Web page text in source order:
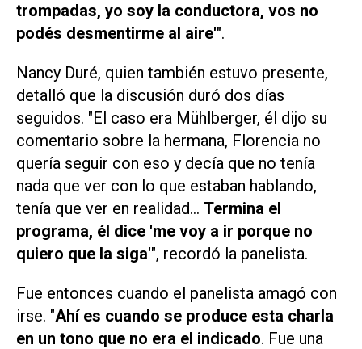
trompadas, yo soy la conductora, vos no
podés desmentirme al aire'".
Nancy Duré, quien también estuvo presente,
detalló que la discusión duró dos días
seguidos. "El caso era Mühlberger, él dijo su
comentario sobre la hermana, Florencia no
quería seguir con eso y decía que no tenía
nada que ver con lo que estaban hablando,
tenía que ver en realidad... Termina el
programa, él dice 'me voy a ir porque no
quiero que la siga'", recordó la panelista.
Fue entonces cuando el panelista amagó con
irse. "Ahí es cuando se produce esta charla
en un tono que no era el indicado. Fue una